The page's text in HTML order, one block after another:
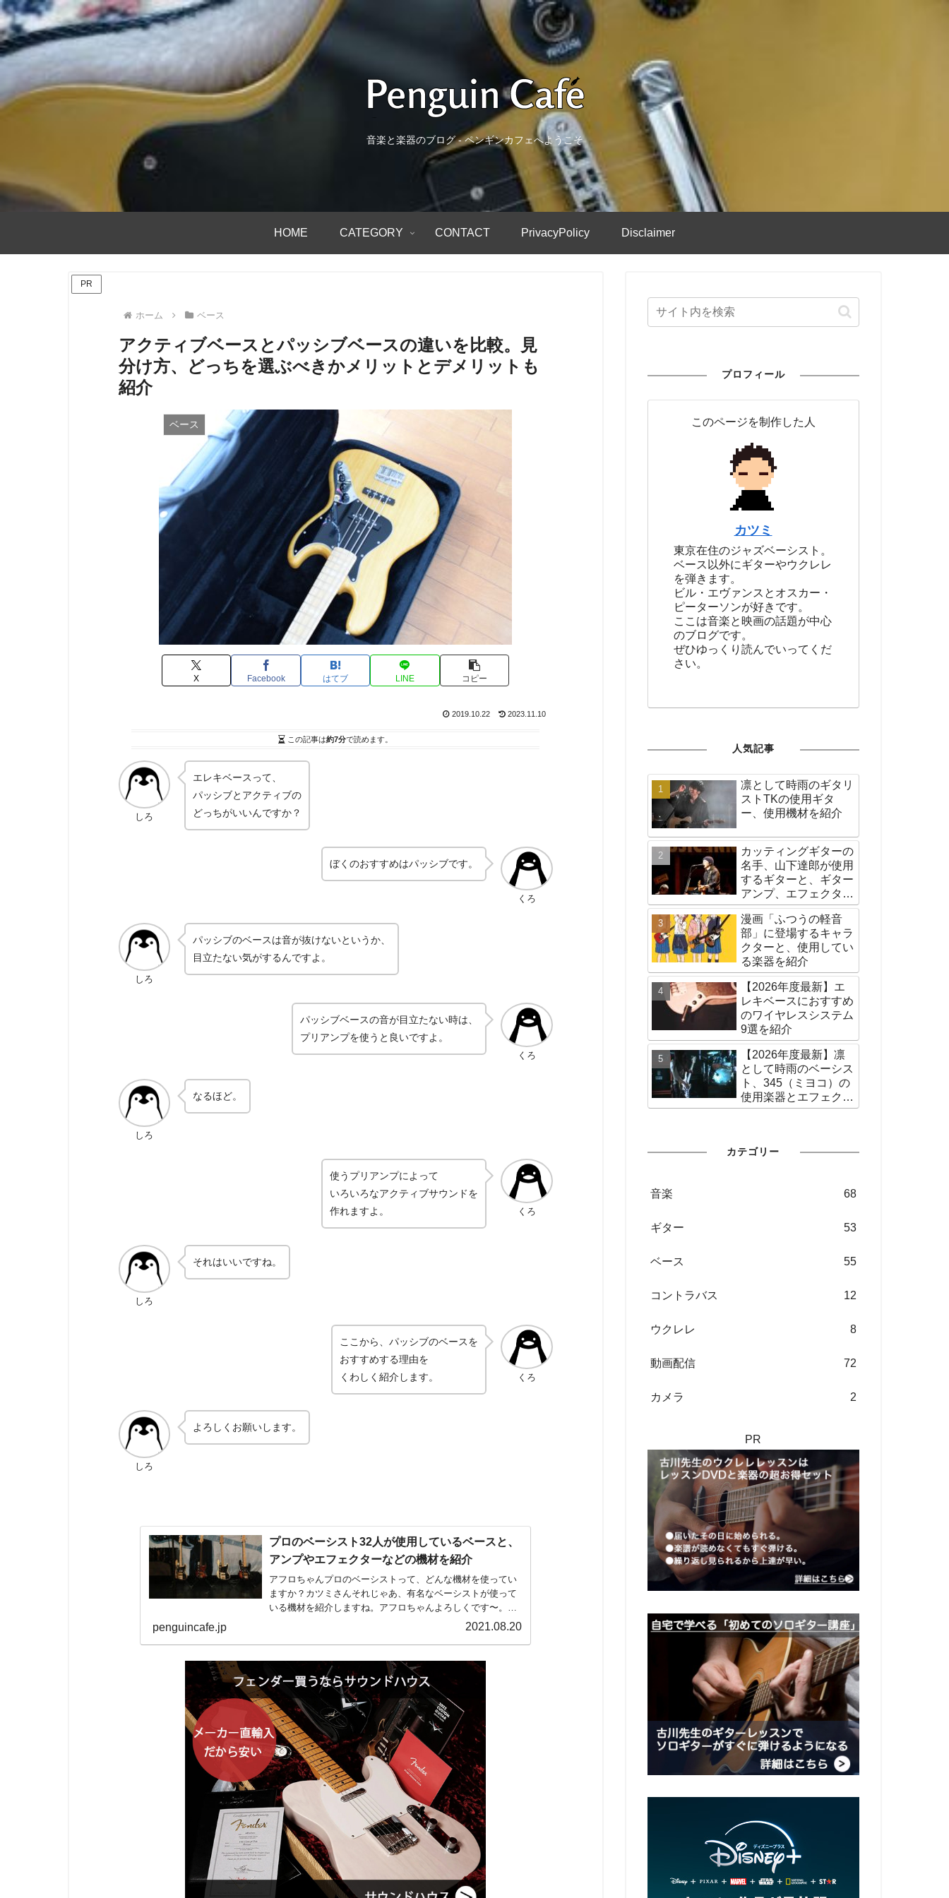
音楽と楽器のブログ - ペンギンカフェへようこそ
HOME CATEGORY CONTACT PrivacyPolicy Disclaimer
PR
ホーム ベース
アクティブベースとパッシブベースの違いを比較。見
分け方、どっちを選ぶべきかメリットとデメリットも
紹介
ベース
X Facebook はてブ LINE コピー
2019.10.22 2023.11.10
この記事は約7分で読めます。
しろ
エレキベースって、
パッシブとアクティブの
どっちがいいんですか？
くろ
ぼくのおすすめはパッシブです。
しろ
パッシブのベースは音が抜けないというか、
目立たない気がするんですよ。
くろ
パッシブベースの音が目立たない時は、
プリアンプを使うと良いですよ。
しろ
なるほど。
くろ
使うプリアンプによって
いろいろなアクティブサウンドを
作れますよ。
しろ
それはいいですね。
くろ
ここから、パッシブのベースを
おすすめする理由を
くわしく紹介します。
しろ
よろしくお願いします。
プロのベーシスト32人が使用しているベースと、
アンプやエフェクターなどの機材を紹介
アフロちゃんプロのベーシストって、どんな機材を使ってい
ますか？カツミさんそれじゃあ、有名なベーシストが使って
いる機材を紹介しますね。アフロちゃんよろしくです〜。プ
ロのベーシストがどんな楽器を使っているのか興味がありま
penguincafe.jp 2021.08.20
プロフィール
このページを制作した人
カツミ
東京在住のジャズベーシスト。
ベース以外にギターやウクレレ
を弾きます。
ビル・エヴァンスとオスカー・
ピーターソンが好きです。
ここは音楽と映画の話題が中心
のブログです。
ぜひゆっくり読んでいってくだ
さい。
人気記事
凛として時雨のギタリ
ストTKの使用ギタ
ー、使用機材を紹介
カッティングギターの
名手、山下達郎が使用
するギターと、ギター
アンプ、エフェクター
など機材の紹介
漫画「ふつうの軽音
部」に登場するキャラ
クターと、使用してい
る楽器を紹介
【2026年度最新】エ
レキベースにおすすめ
のワイヤレスシステム
9選を紹介
【2026年度最新】凛
として時雨のベーシス
ト、345（ミヨコ）の
使用楽器とエフェクタ
ー、アンプなどの使用
カテゴリー
音楽 68
ギター 53
ベース 55
コントラバス 12
ウクレレ 8
動画配信 72
カメラ 2
PR